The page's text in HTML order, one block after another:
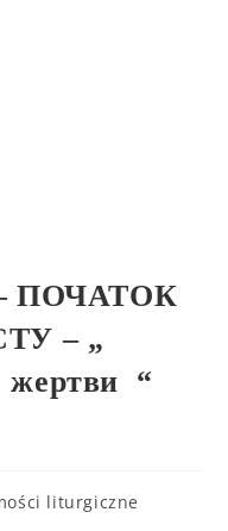
ПОЧАТОК
– „
жертви “
liturgiczne